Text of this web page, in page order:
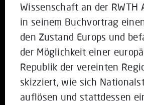
Wissenschaft an der RWTH
in seinem Buchvortrag
den Zustand Europs und
der Möglichkeit einer
Republik der vereinten
skizziert, wie sich
auflösen und stattdessen